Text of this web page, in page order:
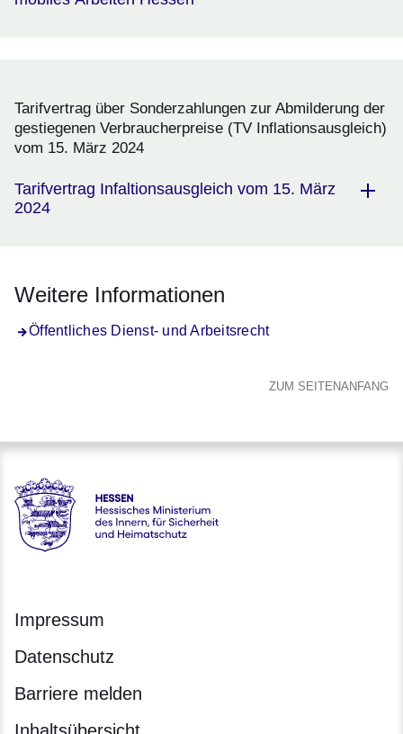
Tarifvertrag über Sonderzahlungen zur Abmilderung der
gestiegenen Verbraucherpreise (TV Inflationsausgleich)
vom 15. März 2024
Tarifvertrag Infaltionsausgleich vom 15. März
2024
Weitere Informationen
Öffentliches Dienst- und Arbeitsrecht
ZUM SEITENANFANG
Hessen - Hessisches Ministerium des Innern, für Sicherheit
Impressum
Datenschutz
Barriere melden